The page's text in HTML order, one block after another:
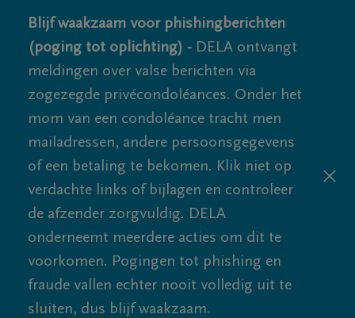
Blijf waakzaam voor phishingberichten
(poging tot oplichting) - DELA ontvangt
meldingen over valse berichten via
zogezegde privécondoléances. Onder het
mom van een condoléance tracht men
mailadressen, andere persoonsgegevens
of een betaling te bekomen. Klik niet op
verdachte links of bijlagen en controleer
de afzender zorgvuldig. DELA
onderneemt meerdere acties om dit te
voorkomen. Pogingen tot phishing en
fraude vallen echter nooit volledig uit te
sluiten, dus blijf waakzaam.